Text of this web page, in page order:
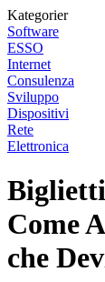
Kategorier
Software
ESSO
Internet
Consulenza
Sviluppo
Dispositivi
Rete
Elettronica
Come
che